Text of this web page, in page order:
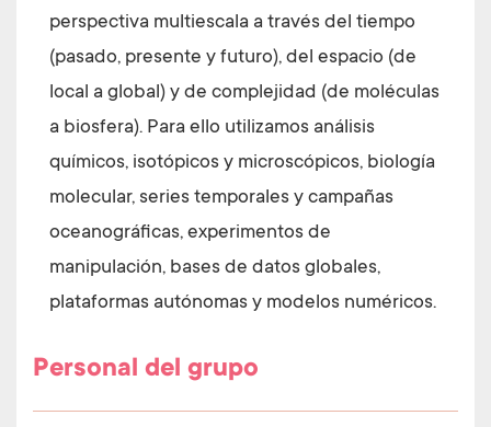
perspectiva multiescala a través del tiempo
(pasado, presente y futuro), del espacio (de
local a global) y de complejidad (de moléculas
a biosfera). Para ello utilizamos análisis
químicos, isotópicos y microscópicos, biología
molecular, series temporales y campañas
oceanográficas, experimentos de
manipulación, bases de datos globales,
plataformas autónomas y modelos numéricos.
Personal del grupo